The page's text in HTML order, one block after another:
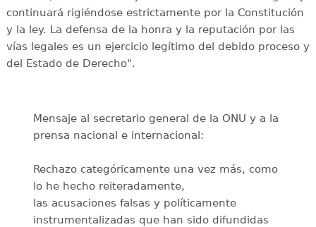
continuará rigiéndose estrictamente por la Constitución
y la ley. La defensa de la honra y la reputación por las
vías legales es un ejercicio legítimo del debido proceso y
del Estado de Derecho".
Mensaje al secretario general de la ONU y a la
prensa nacional e internacional:
Rechazo categóricamente una vez más, como
lo he hecho reiteradamente,
las acusaciones falsas y políticamente
instrumentalizadas que han sido difundidas